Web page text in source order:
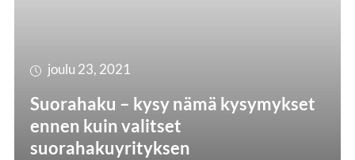
joulu 23, 2021
Suorahaku – kysy nämä kysymykset
ennen kuin valitset
suorahakuyrityksen